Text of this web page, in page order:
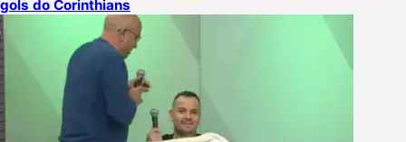
gols do Corinthians